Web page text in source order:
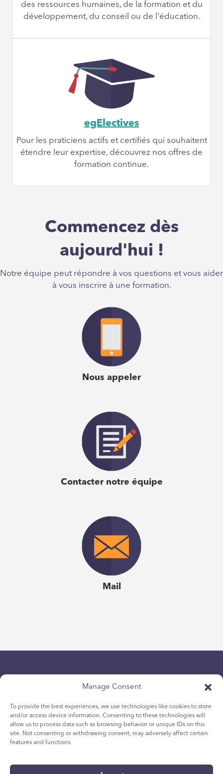
Manage Consent
To provide the best experiences, we use technologies like cookies to store
and/or access device information. Consenting to these technologies will
allow us to process data such as browsing behavior or unique IDs on this
site. Not consenting or withdrawing consent, may adversely affect certain
features and functions.
des ressources humaines, de la formation et du
développement, du conseil ou de l'éducation.
egElectives
Pour les praticiens actifs et certifiés qui souhaitent
étendre leur expertise, découvrez nos offres de
formation continue.
Commencez dès
aujourd'hui !
Notre équipe peut répondre à vos questions et vous aider
à vous inscrire à une formation.
Nous appeler
Contacter notre équipe
Mail
Politique de confidentialité
Politique relative aux cookies des jeunes
Termes et Conditions